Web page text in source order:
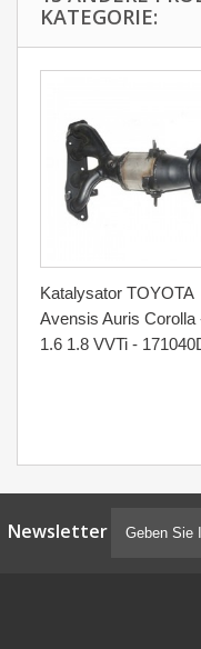
KATEGORIE:
Katalysator TOYOTA
Avensis Auris Corolla
1.6 1.8 VVTi -
Newsletter